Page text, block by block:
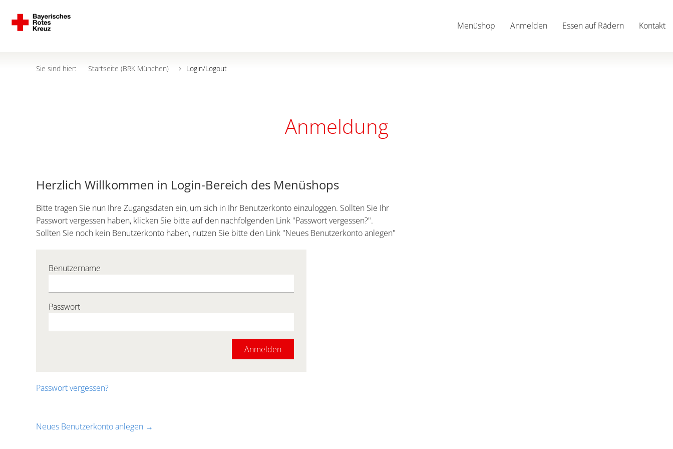
Menüshop Anmelden Essen auf Rädern Kontakt
Sie sind hier: Startseite (BRK München) Login/Logout
Anmeldung
Herzlich Willkommen in Login-Bereich des Menüshops
Bitte tragen Sie nun Ihre Zugangsdaten ein, um sich in Ihr Benutzerkonto einzuloggen. Sollten Sie Ihr
Passwort vergessen haben, klicken Sie bitte auf den nachfolgenden Link "Passwort vergessen?".
Sollten Sie noch kein Benutzerkonto haben, nutzen Sie bitte den Link "Neues Benutzerkonto anlegen"
Benutzername
Passwort
Passwort vergessen?
Neues Benutzerkonto anlegen →